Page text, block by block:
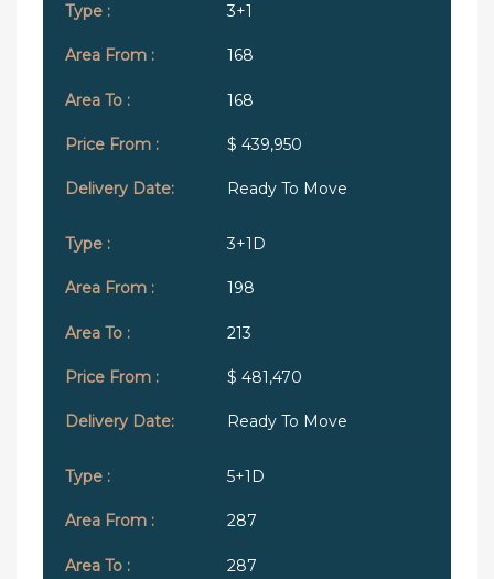
3+1
168
168
$ 439,950
Ready To Move
3+1D
198
213
$ 481,470
Ready To Move
5+1D
287
287